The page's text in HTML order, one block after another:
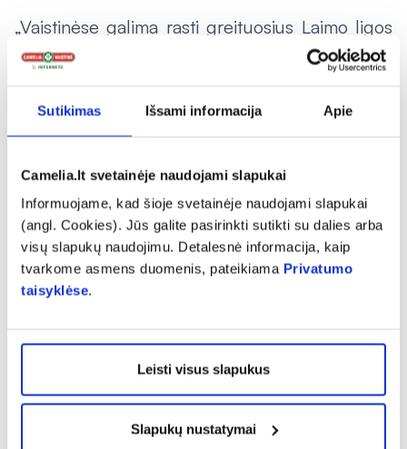
Sutikimas Išsami informacija Apie
Camelia.lt svetainėje naudojami slapukai
Informuojame, kad šioje svetainėje naudojami slapukai
(angl. Cookies). Jūs galite pasirinkti sutikti su dalies arba
visų slapukų naudojimu. Detalesnė informacija, kaip
tvarkome asmens duomenis, pateikiama Privatumo
taisyklėse.
Leisti visus slapukus
Slapukų nustatymai
„Vaistinėse galima rasti greituosius Laimo ligos
testus, atliekamus iš kapiliarinio kraujo, o
Vis dėlto jų tikslumas priklauso nuo ligos
stadijos, todėl neigiamas rezultatas dar
rekomenduojama atlikti praėjus 2–6 savaitėms
po erkės įsisiurbimo arba atsiradus
migruojančiai eritemai“, – paaiškina E. Zykienė.
Ligą patvirtina tik laboratoriniai tyrimai
gydytoją – tik laboratoriniai tyrimai gali
patvirtinti diagnozę. Kaip pasakoja vaistininkė,
užsikrėtus Laimo liga, gydymas gali trukti gana